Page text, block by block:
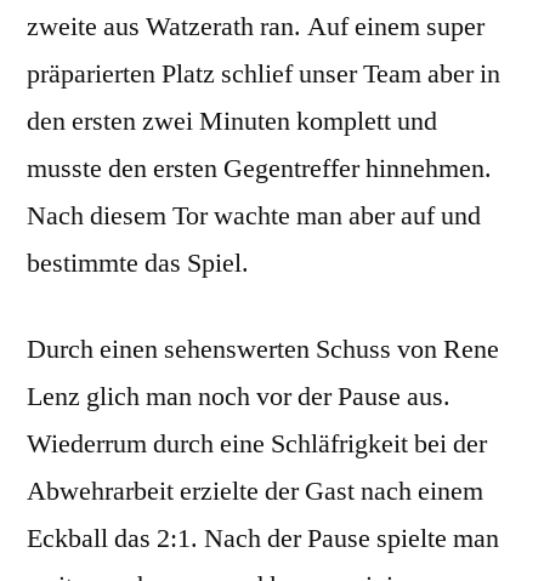
Watzerath
2:2
zweite aus Watzerath ran. Auf einem super
präparierten Platz schlief unser Team aber in
den ersten zwei Minuten komplett und
musste den ersten Gegentreffer hinnehmen.
Nach diesem Tor wachte man aber auf und
bestimmte das Spiel.
Durch einen sehenswerten Schuss von Rene
Lenz glich man noch vor der Pause aus.
Wiederrum durch eine Schläfrigkeit bei der
Abwehrarbeit erzielte der Gast nach einem
Eckball das 2:1. Nach der Pause spielte man